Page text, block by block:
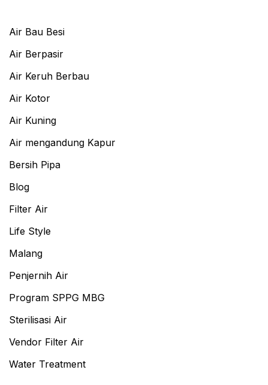
Air Bau Besi
Air Berpasir
Air Keruh Berbau
Air Kotor
Air Kuning
Air mengandung Kapur
Bersih Pipa
Blog
Filter Air
Life Style
Malang
Penjernih Air
Program SPPG MBG
Sterilisasi Air
Vendor Filter Air
Water Treatment